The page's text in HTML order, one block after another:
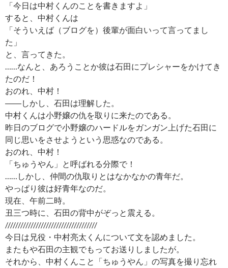
「今日は中村くんのことを書きますよ」
すると、中村くんは
「そういえば（ブログを）後輩が面白いって言ってまし
た」
と、言ってきた。
……なんと、あろうことか彼は石田にプレシャーをかけてき
たのだ！
おのれ、中村！
――しかし、石田は理解した。
中村くんは小野嬢の仇を取りに来たのである。
昨日のブログで小野嬢のハードルをガンガン上げた石田に
同じ思いをさせようという思惑なのである。
おのれ、中村！
「ちゅうやん」と呼ばれる分際で！
……しかし、仲間の仇取りとはなかなかの青年だ。
やっぱり彼は好青年なのだ。
現在、午前二時。
丑三つ時に、石田の背中がぞっと震える。
////////////////////////////////////
今日は兄役・中村亮太くんについて文を認めました。
またもや石田の主観でもってお送りしましたが。
それから、中村くんこと「ちゅうやん」の写真を撮り忘れ